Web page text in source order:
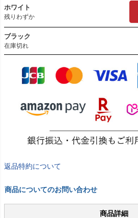
ホワイト
残りわずか
ブラック
在庫切れ
返品特約について
商品についてのお問い合わせ
商品詳細